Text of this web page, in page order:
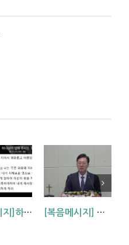
[복음메시지]하나님이 입혀주시는 옷 (창 3:7,21) [복음메시지] 엘리야 때(사도시대)처럼 (왕하 2:1-14)